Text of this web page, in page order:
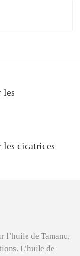
les
les cicatrices
l’huile de Tamanu,
L’huile de